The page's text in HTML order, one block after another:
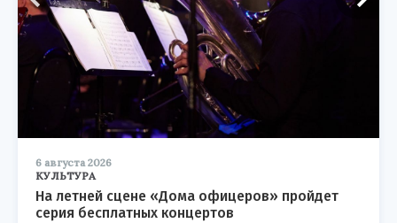
6 августа 2026
КУЛЬТУРА
На летней сцене «Дома офицеров» пройдет
серия бесплатных концертов